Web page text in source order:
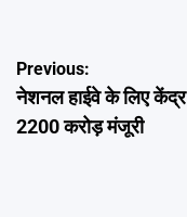
Post
navigation
Previous:
नेशनल हाईवे के लिए
2200 करोड़ मंजूरी